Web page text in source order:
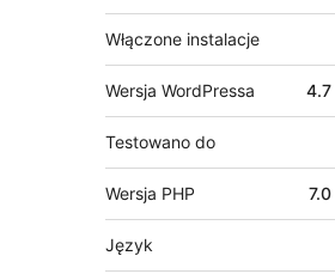
Włączone instalacje
Wersja WordPressa 4.7
Testowano do
Wersja PHP
Język